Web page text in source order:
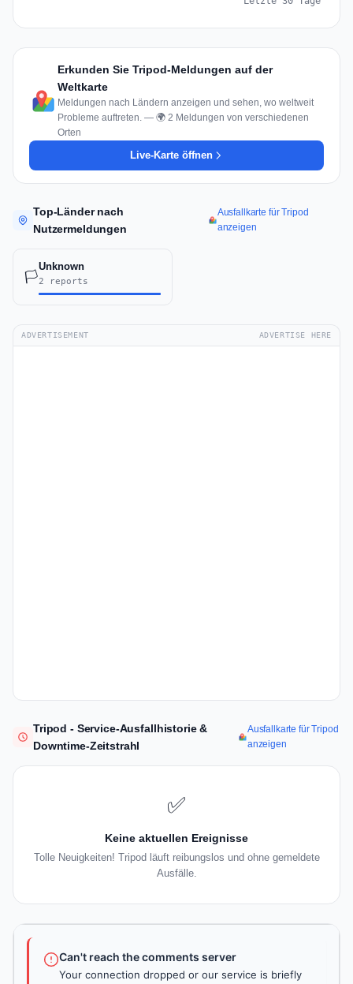
Erkunden Sie Tripod-Meldungen auf der
Weltkarte
Meldungen nach Ländern anzeigen und sehen, wo weltweit
Probleme auftreten. — 🌍 2 Meldungen von verschiedenen
Orten
Live-Karte öffnen
Top-Länder nach
Nutzermeldungen
Ausfallkarte für Tripod
anzeigen
🏳️
Unknown
2 reports
ADVERTISEMENT ADVERTISE HERE
Tripod - Service-Ausfallhistorie &
Downtime-Zeitstrahl
Ausfallkarte für Tripod
anzeigen
✅
Keine aktuellen Ereignisse
Tolle Neuigkeiten! Tripod läuft reibungslos und ohne gemeldete
Ausfälle.
Can't reach the comments server
Your connection dropped or our service is briefly